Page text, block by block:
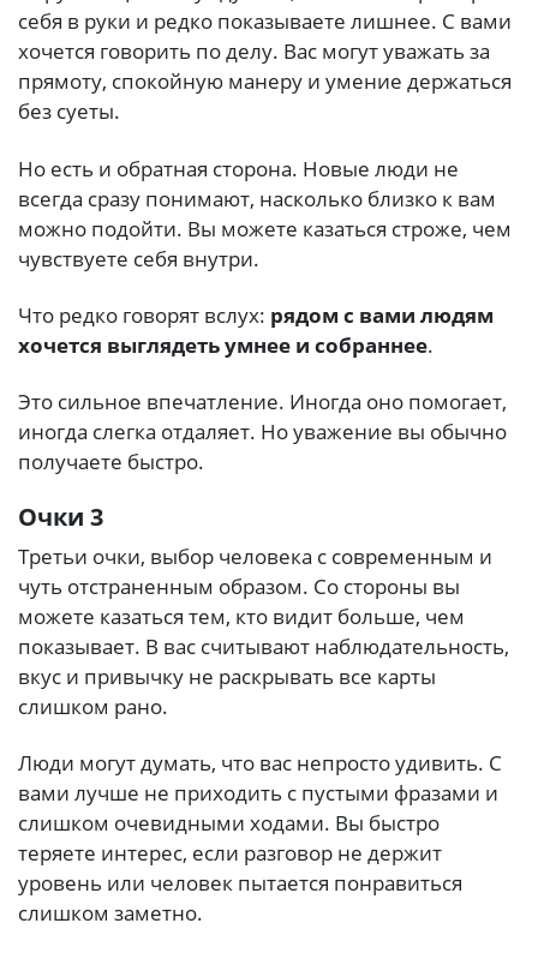
себя в руки и редко показываете лишнее. С вами
хочется говорить по делу. Вас могут уважать за
прямоту, спокойную манеру и умение держаться
без суеты.
Но есть и обратная сторона. Новые люди не
всегда сразу понимают, насколько близко к вам
можно подойти. Вы можете казаться строже, чем
чувствуете себя внутри.
Что редко говорят вслух: рядом с вами людям
хочется выглядеть умнее и собраннее.
Это сильное впечатление. Иногда оно помогает,
иногда слегка отдаляет. Но уважение вы обычно
получаете быстро.
Очки 3
Третьи очки, выбор человека с современным и
чуть отстраненным образом. Со стороны вы
можете казаться тем, кто видит больше, чем
показывает. В вас считывают наблюдательность,
вкус и привычку не раскрывать все карты
слишком рано.
Люди могут думать, что вас непросто удивить. С
вами лучше не приходить с пустыми фразами и
слишком очевидными ходами. Вы быстро
теряете интерес, если разговор не держит
уровень или человек пытается понравиться
слишком заметно.